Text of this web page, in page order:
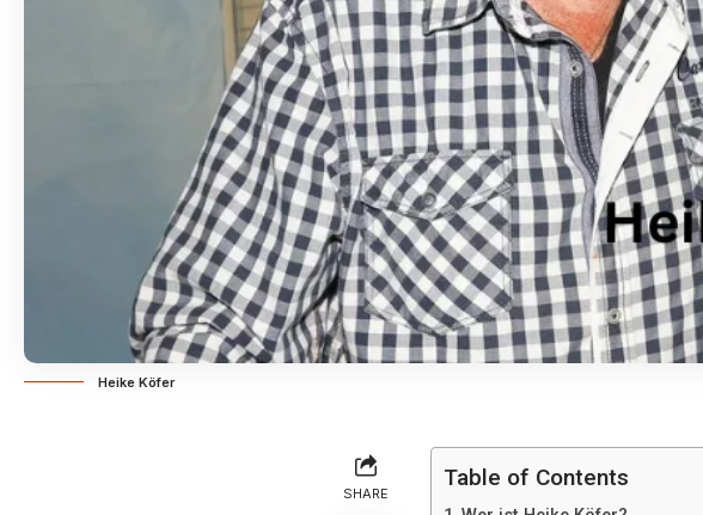
Heike Köfer
SHARE
Table of Contents